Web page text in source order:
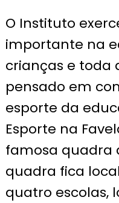
O Instituto
importante na
crianças e toda
pensado em
esporte da
Esporte na
famosa quadra
quadra fica
quatro escolas,